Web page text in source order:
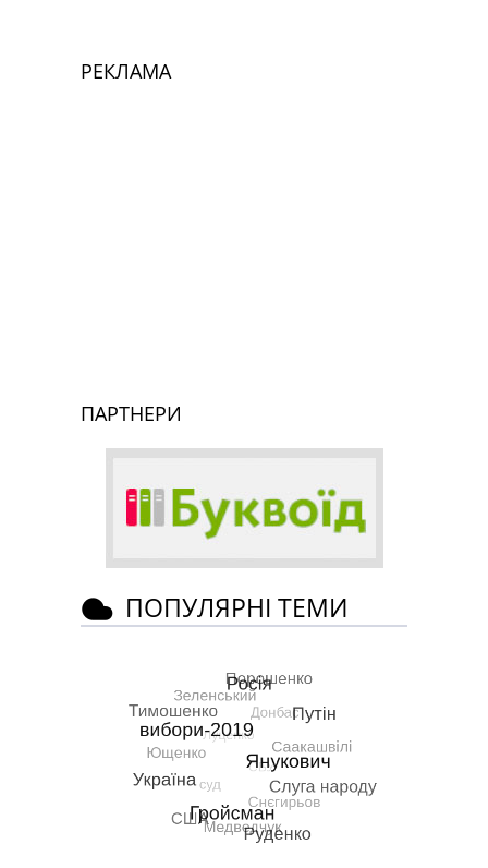
РЕКЛАМА
ПАРТНЕРИ
ПОПУЛЯРНІ ТЕМИ